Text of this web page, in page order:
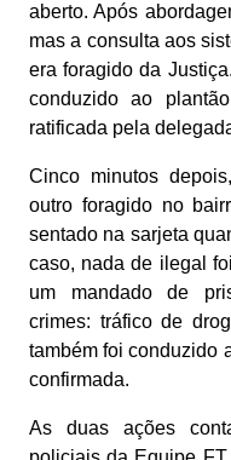
aberto. Após
mas a consulta aos
era foragido da
conduzido ao
ratificada pela
Cinco minutos
outro foragido no
sentado na sarjeta
caso, nada de ilegal
um mandado de
crimes: tráfico de
também foi conduzido
confirmada.
As duas ações